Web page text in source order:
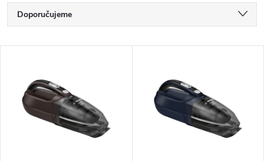
Ř
a
Doporučujeme
Nejprodávanější
Abecedně